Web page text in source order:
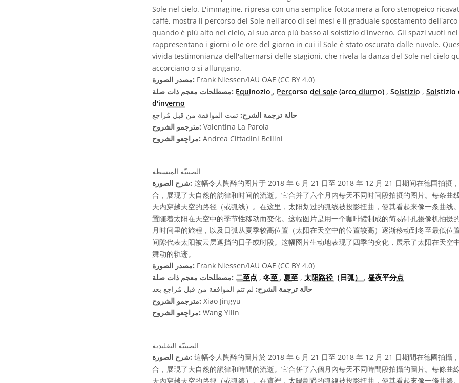
Sole nel cielo. L'immagine, ripresa con una semplice fotocamera a foro stenopeico
caffè, mostra il percorso del Sole nell'arco di sei mesi e il graduale spostamento
quando è più alto nel cielo, al suo arco più basso al solstizio d'inverno. Gli spazi vuoti
rappresentano i giorni o le ore del giorno in cui il Sole è stato oscurato dalle nuvole.
vivida testimonianza dell'alternarsi delle stagioni, che rivela la danza del Sole nel cielo
accorciano o si allungano.
مصدر الصورة: Frank Niessen/IAU OAE (CC BY 4.0)
مصطلحات معجم ذات صلة: Equinozio , Percorso del sole (arco diurno) , Solstizio , Solstizio
d'inverno
حالة ترجمة الشرح: تمت الموافقة من قبل مُراجع
مترجمو الشروح: Valentina La Parola
مراجِعو الشروح: Andrea Cittadini Bellini
الصينيّة المبسطة
شرح الصورة: 这幅令人陶醉的图片于 2018 年 6 月 21 日至 2018 年 12 月 21 日期间在德国拍摄
合，展现了大自然的韵律和时间的流逝。它合并了六个月内每天不同时间段拍摄的图片。每条曲
天内穿越天空的路径（或弧线）。在这里，太阳划过的弧线被投影扭曲，使其看起来像一条曲线
置随着太阳在天空中的季节性移动而变化。这幅图片是用一个咖啡罐制成的简易针孔摄像机拍摄
月时间里的旅程，以及日弧从夏季较高位置（太阳在天空中的位置较高）逐渐移动到冬至最低位
间隙代表太阳被云层遮挡的日子或时段。这幅图片生动地表现了四季的变化，展示了太阳在天空
舞动的轨迹。
مصدر الصورة: Frank Niessen/IAU OAE (CC BY 4.0)
مصطلحات معجم ذات صلة: 二至点 , 冬至 , 夏至 , 太阳路径（日弧） , 昼夜平分点
حالة ترجمة الشرح: لم تتم الموافقة من قبل مُراجع بعد
مترجمو الشروح: Xiao Jingyu
مراجِعو الشروح: Wang Yilin
الصينيّة التقليدية
شرح الصورة: 這幅令人陶醉的圖片於 2018 年 6 月 21 日至 2018 年 12 月 21 日期間在德國拍攝
合，展現了大自然的韻律和時間的流逝。它合併了六個月內每天不同時間段拍攝的圖片。每條曲
天內穿越天空的路徑（或弧線）。在這裡，太陽劃過的弧線被投影扭曲，使其看起來像一條曲線